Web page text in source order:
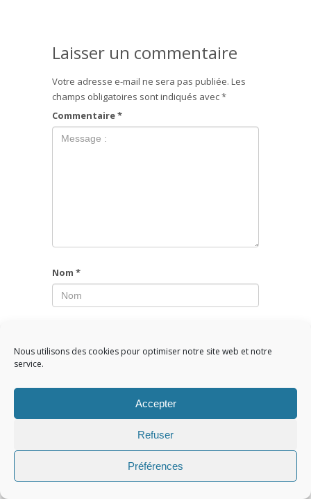
Nous utilisons des cookies pour optimiser notre site web et notre
service.
Accepter
Refuser
Préférences
Laisser un commentaire
Votre adresse e-mail ne sera pas publiée. Les
champs obligatoires sont indiqués avec*
Commentaire*
Nom *